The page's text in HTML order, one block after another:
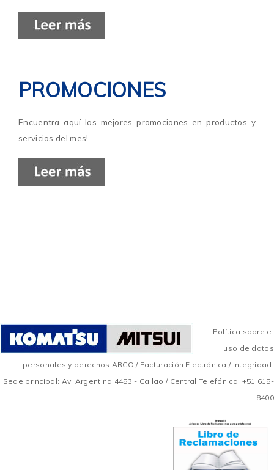
PROMOCIONES
Encuentra aquí las mejores promociones en productos y
servicios del mes!
Política sobre el
uso de datos
personales y derechos ARCO/ Facturación Electrónica / Integridad
Sede principal: Av. Argentina 4453 - Callao / Central Telefónica: +51 615-
8400